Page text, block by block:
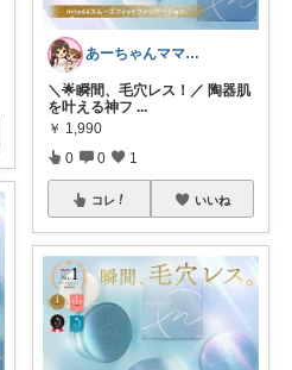
あーちゃんママ🐣朝コレ5時✨2y娘
＼🌟瞬間、毛穴レス！／ 陶器肌
を叶える神フ ...
￥ 1,990
0 0 1
コレ いいね